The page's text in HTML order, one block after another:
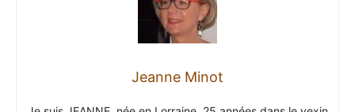
Jeanne Minot